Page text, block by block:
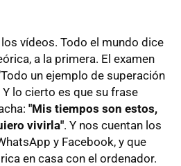
vídeos. Todo el mundo dice
a la primera. El examen
un ejemplo de superación
lo cierto es que su frase
"Mis tiempos son estos,
vivirla". Y nos cuentan los
y Facebook, y que
en casa con el ordenador.